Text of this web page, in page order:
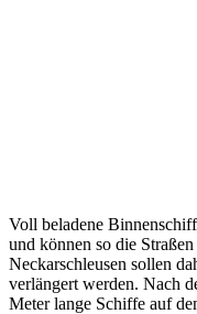
Voll beladene
und können so die
Neckarschleusen sollen
verlängert werden. Nach
Meter lange Schiffe auf